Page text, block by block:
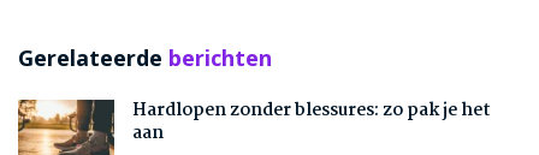
Gerelateerde berichten
Hardlopen zonder blessures: zo pak je het
aan